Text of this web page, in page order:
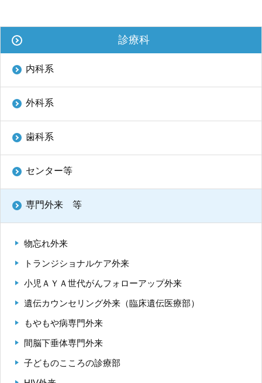
TEL.092-641-1151（代表）
再 診／8：15～17：00
8：20～17：00
休診日／土・日・祝日、年末年始
※九州大学病院は敷地内全面禁煙です
九州大学病院基金についてご寄付のお願い
公式YouTube
診療科
内科系
外科系
歯科系
センター等
専門外来 等
物忘れ外来
トランジショナルケア外来
小児ＡＹＡ世代がんフォローアップ外来
遺伝カウンセリング外来（臨床遺伝医療部）
もやもや病専門外来
間脳下垂体専門外来
子どものこころの診療部